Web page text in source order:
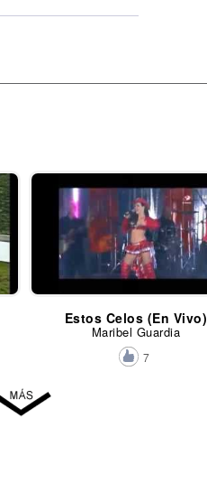
Estos Celos (En Vivo)
Maribel Guardia
7